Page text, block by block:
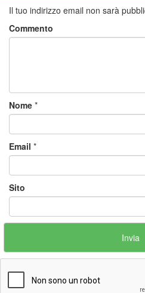
Il tuo indirizzo email non sarà
Commento
Nome *
Email *
Sito